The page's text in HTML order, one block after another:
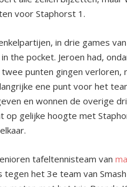
voor Staphorst 1.
in drie games
the pocket. Jeroen had,
punten gingen verloren,
ene punt voor het
en wonnen de overige
op gelijke hoogte met
tafeltennisteam van
tegen het 3e team van